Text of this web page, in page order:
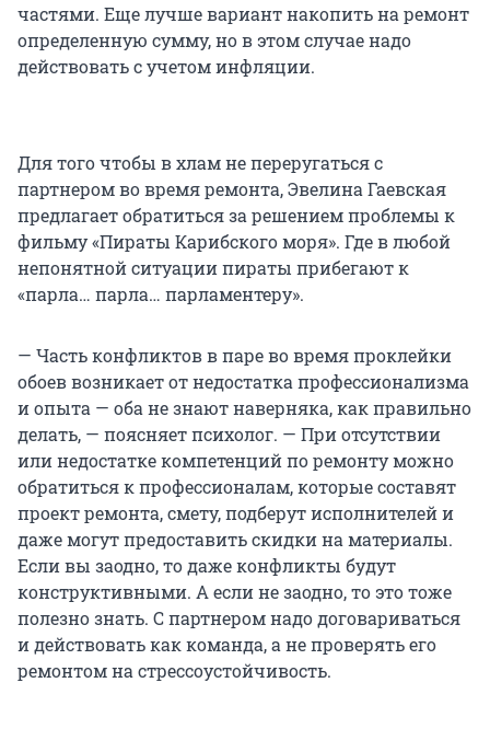
частями. Еще лучше вариант накопить на ремонт
определенную сумму, но в этом случае надо
действовать с учетом инфляции.
Для того чтобы в хлам не переругаться с
партнером во время ремонта, Эвелина Гаевская
предлагает обратиться за решением проблемы к
фильму «Пираты Карибского моря». Где в любой
непонятной ситуации пираты прибегают к
«парла… парла… парламентеру».
— Часть конфликтов в паре во время проклейки
обоев возникает от недостатка профессионализма
и опыта — оба не знают наверняка, как правильно
делать, — поясняет психолог. — При отсутствии
или недостатке компетенций по ремонту можно
обратиться к профессионалам, которые составят
проект ремонта, смету, подберут исполнителей и
даже могут предоставить скидки на материалы.
Если вы заодно, то даже конфликты будут
конструктивными. А если не заодно, то это тоже
полезно знать. С партнером надо договариваться
и действовать как команда, а не проверять его
ремонтом на стрессоустойчивость.